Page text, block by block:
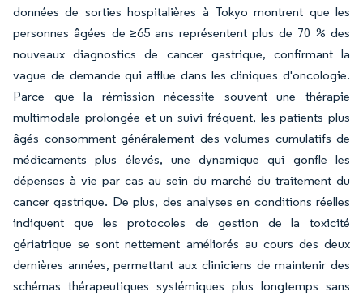
données de sorties hospitalières à Tokyo montrent que les
personnes âgées de ≥65 ans représentent plus de 70 % des
nouveaux diagnostics de cancer gastrique, confirmant la
vague de demande qui afflue dans les cliniques d'oncologie.
Parce que la rémission nécessite souvent une thérapie
multimodale prolongée et un suivi fréquent, les patients plus
âgés consomment généralement des volumes cumulatifs de
médicaments plus élevés, une dynamique qui gonfle les
dépenses à vie par cas au sein du marché du traitement du
cancer gastrique. De plus, des analyses en conditions réelles
indiquent que les protocoles de gestion de la toxicité
gériatrique se sont nettement améliorés au cours des deux
dernières années, permettant aux cliniciens de maintenir des
schémas thérapeutiques systémiques plus longtemps sans